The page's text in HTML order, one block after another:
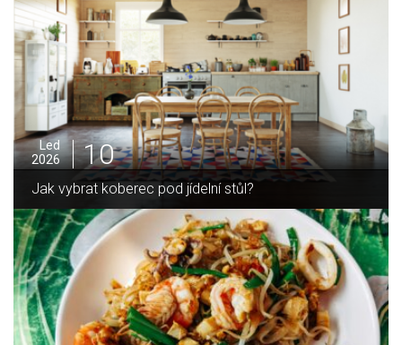
stůl?
Pro
2025
05
Jak zvládnout vánoční úklid